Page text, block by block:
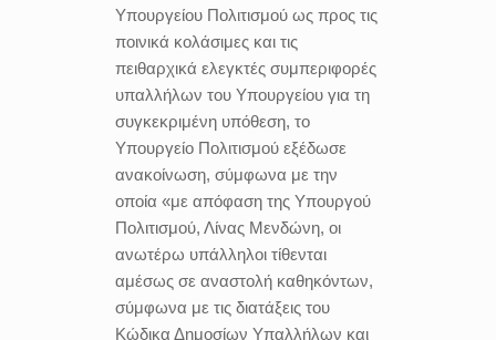
Υπουργείου Πολιτισμού ως προς τις
ποινικά κολάσιμες και τις
πειθαρχικά ελεγκτές συμπεριφορές
υπαλλήλων του Υπουργείου για τη
συγκεκριμένη υπόθεση, το
Υπουργείο Πολιτισμού εξέδωσε
ανακοίνωση, σύμφωνα με την
οποία «με απόφαση της Υπουργού
Πολιτισμού, Λίνας Μενδώνη, οι
ανωτέρω υπάλληλοι τίθενται
αμέσως σε αναστολή καθηκόντων,
σύμφωνα με τις διατάξεις του
Κώδικα Δημοσίων Υπαλλήλων και